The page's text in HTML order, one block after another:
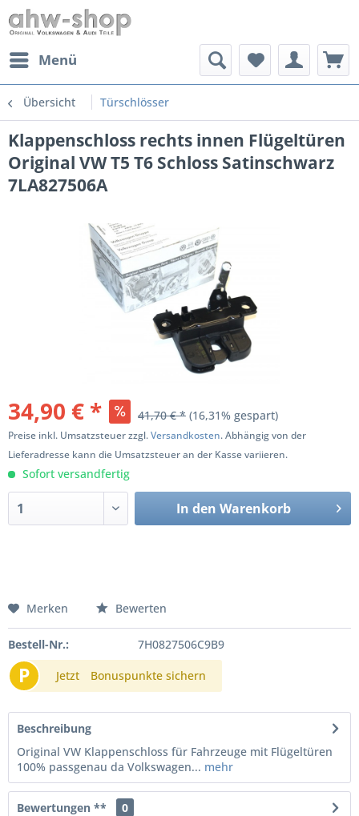
Menü
Übersicht Türschlösser
Klappenschloss rechts innen Flügeltüren
Original VW T5 T6 Schloss Satinschwarz
7LA827506A
34,90 € * 41,70 € * (16,31% gespart)
Preise inkl. Umsatzsteuer zzgl.Versandkosten. Abhängig von der
Lieferadresse kann die Umsatzsteuer an der Kasse variieren.
Sofort versandfertig
In den Warenkorb
Merken Bewerten
Bestell-Nr.: 7H0827506C9B9
P Jetzt Bonuspunkte sichern
Beschreibung
Original VW Klappenschloss für Fahrzeuge mit Flügeltüren
100% passgenau da Volkswagen... mehr
Bewertungen **
0